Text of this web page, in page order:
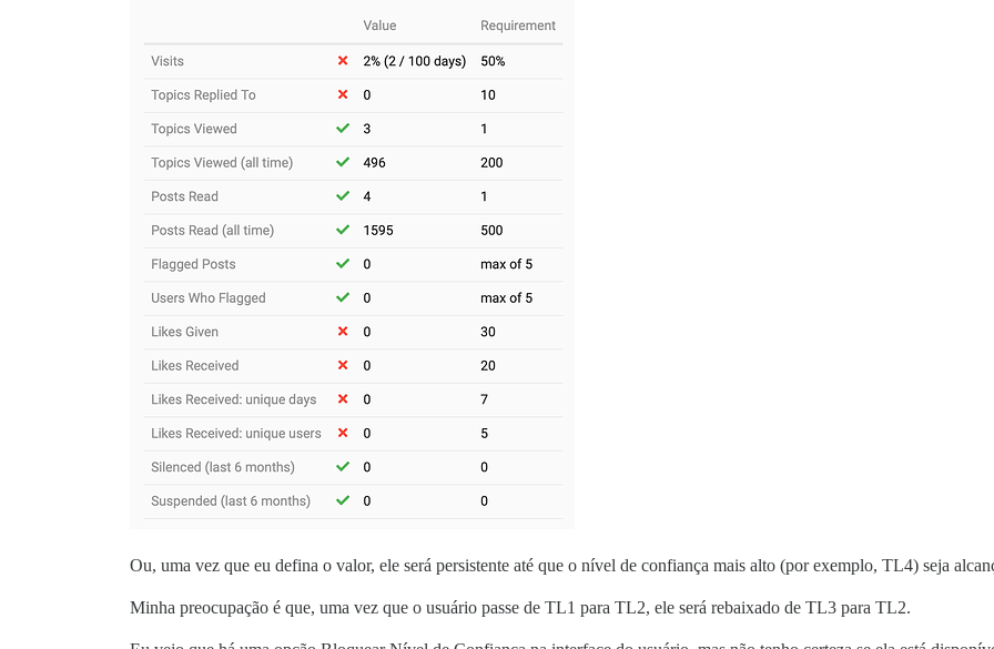
Ou, uma vez que eu defina o valor, ele será persistente até que o nível de confiança mais alto (por exemplo, TL4) seja
Minha preocupação é que, uma vez que o usuário passe de TL1 para TL2, ele será rebaixado de TL3 para TL2.